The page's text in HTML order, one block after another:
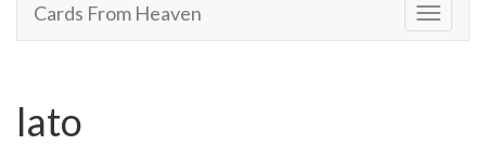
T
o
Cards From Heaven
lato